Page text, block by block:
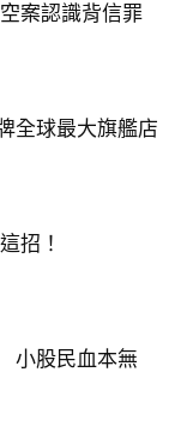
案認識背信罪
全球最大旗艦店
招！
小股民血本無